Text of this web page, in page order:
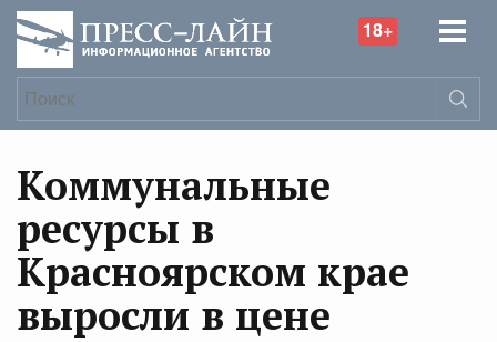
18+
Коммунальные
ресурсы в
Красноярском крае
выросли в цене